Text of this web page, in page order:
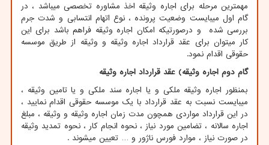
مهمترین مرحله برای اجاره وثیقه اخذ مشاوره تخصصی میباشد ، در
گام اول میبایست وضعیت پرونده ، نوع اتهام انتسابی و شدت جرم
بررسی شده و درصورتیکه امکان اجاره وثیقه فراهم باشد برای این
کار میتوان برای عقد قرارداد اجاره وثیقه و وثیقه از طریق موسسه
حقوقی اقدام نمود.
گام دوم اجاره وثیقه) عقد قرارداد اجاره وثیقه
بمنظور اجاره وثیقه ملکی و یا اجاره سند ملکی و یا تامین وثیقه ،
میبایست نسبت به عقد قرارداد با یک موسسه حقوقی اقدام نمایید ،
در این قرارداد مواردی همچون مدت زمان اجاره وثیقه و وثیقه ، مبلغ
اجاره سالانه ، تضامین مورد نیاز ، نحوه انجام کار ، نحوه تمدید وثیقه
در صورت نیاز ، موارد فورس ناژور و … تعیین میشوند .